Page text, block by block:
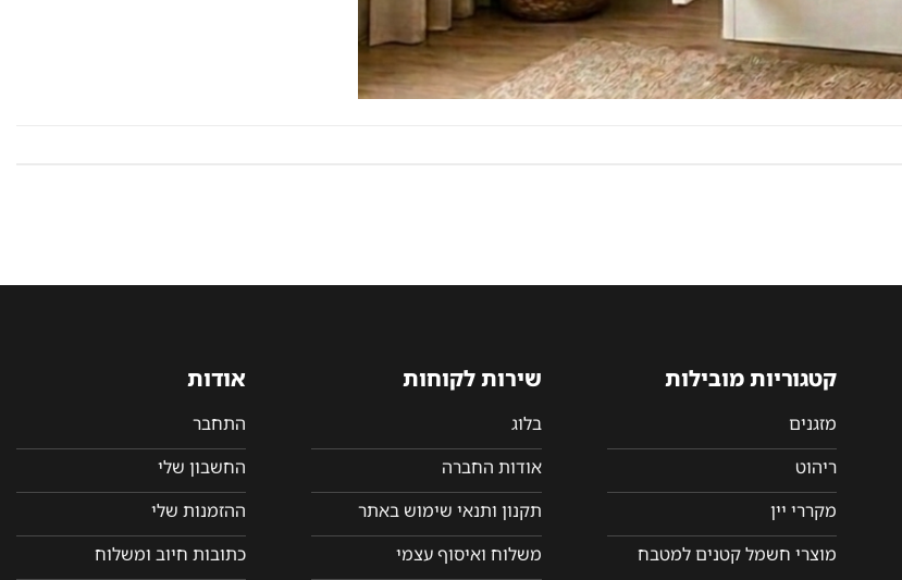
קטגוריות מובילות
מזגנים
ריהוט
מקררי יין
מוצרי חשמל קטנים למטבח
שירות לקוחות
בלוג
אודות החברה
תקנון ותנאי שימוש באתר
משלוח ואיסוף עצמי
אודות
התחבר
החשבון שלי
ההזמנות שלי
כתובות חיוב ומשלוח